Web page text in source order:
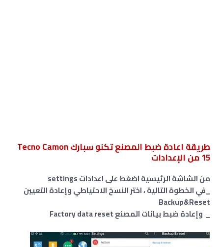
طريقة اعادة ضبط المصنع تكنو سبارك Tecno Camon
15 من الإعدادات
من الشاشة الرئيسية اضغط على اعدادات settings
_في الخطوة التالية ، اختر النسخ الاحتياطي وإعادة التعيين
Backup&Reset
_ وإعادة ضبط بيانات المصنع Factory data reset